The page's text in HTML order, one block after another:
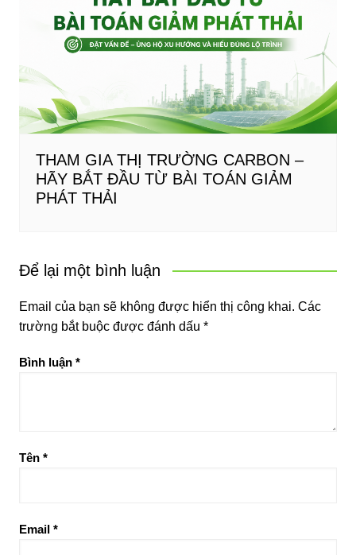
THAM GIA THỊ TRƯỜNG CARBON –
HÃY BẮT ĐẦU TỪ BÀI TOÁN GIẢM
PHÁT THẢI
Để lại một bình luận
Email của bạn sẽ không được hiển thị công khai. Các
trường bắt buộc được đánh dấu *
Bình luận *
Tên *
Email *